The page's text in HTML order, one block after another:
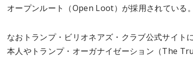
オープンルート（Open Loot）が採用されている。
なおトランプ・ビリオネアズ・クラブ公式サイト
本人やトランプ・オーガナイゼーション（The